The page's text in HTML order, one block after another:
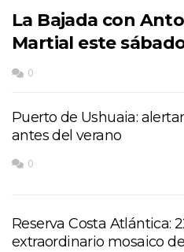
La Bajada con
Martial este
0
Puerto de Ushuaia:
antes del verano
0
Reserva Costa Atlántica:
extraordinario mosaico